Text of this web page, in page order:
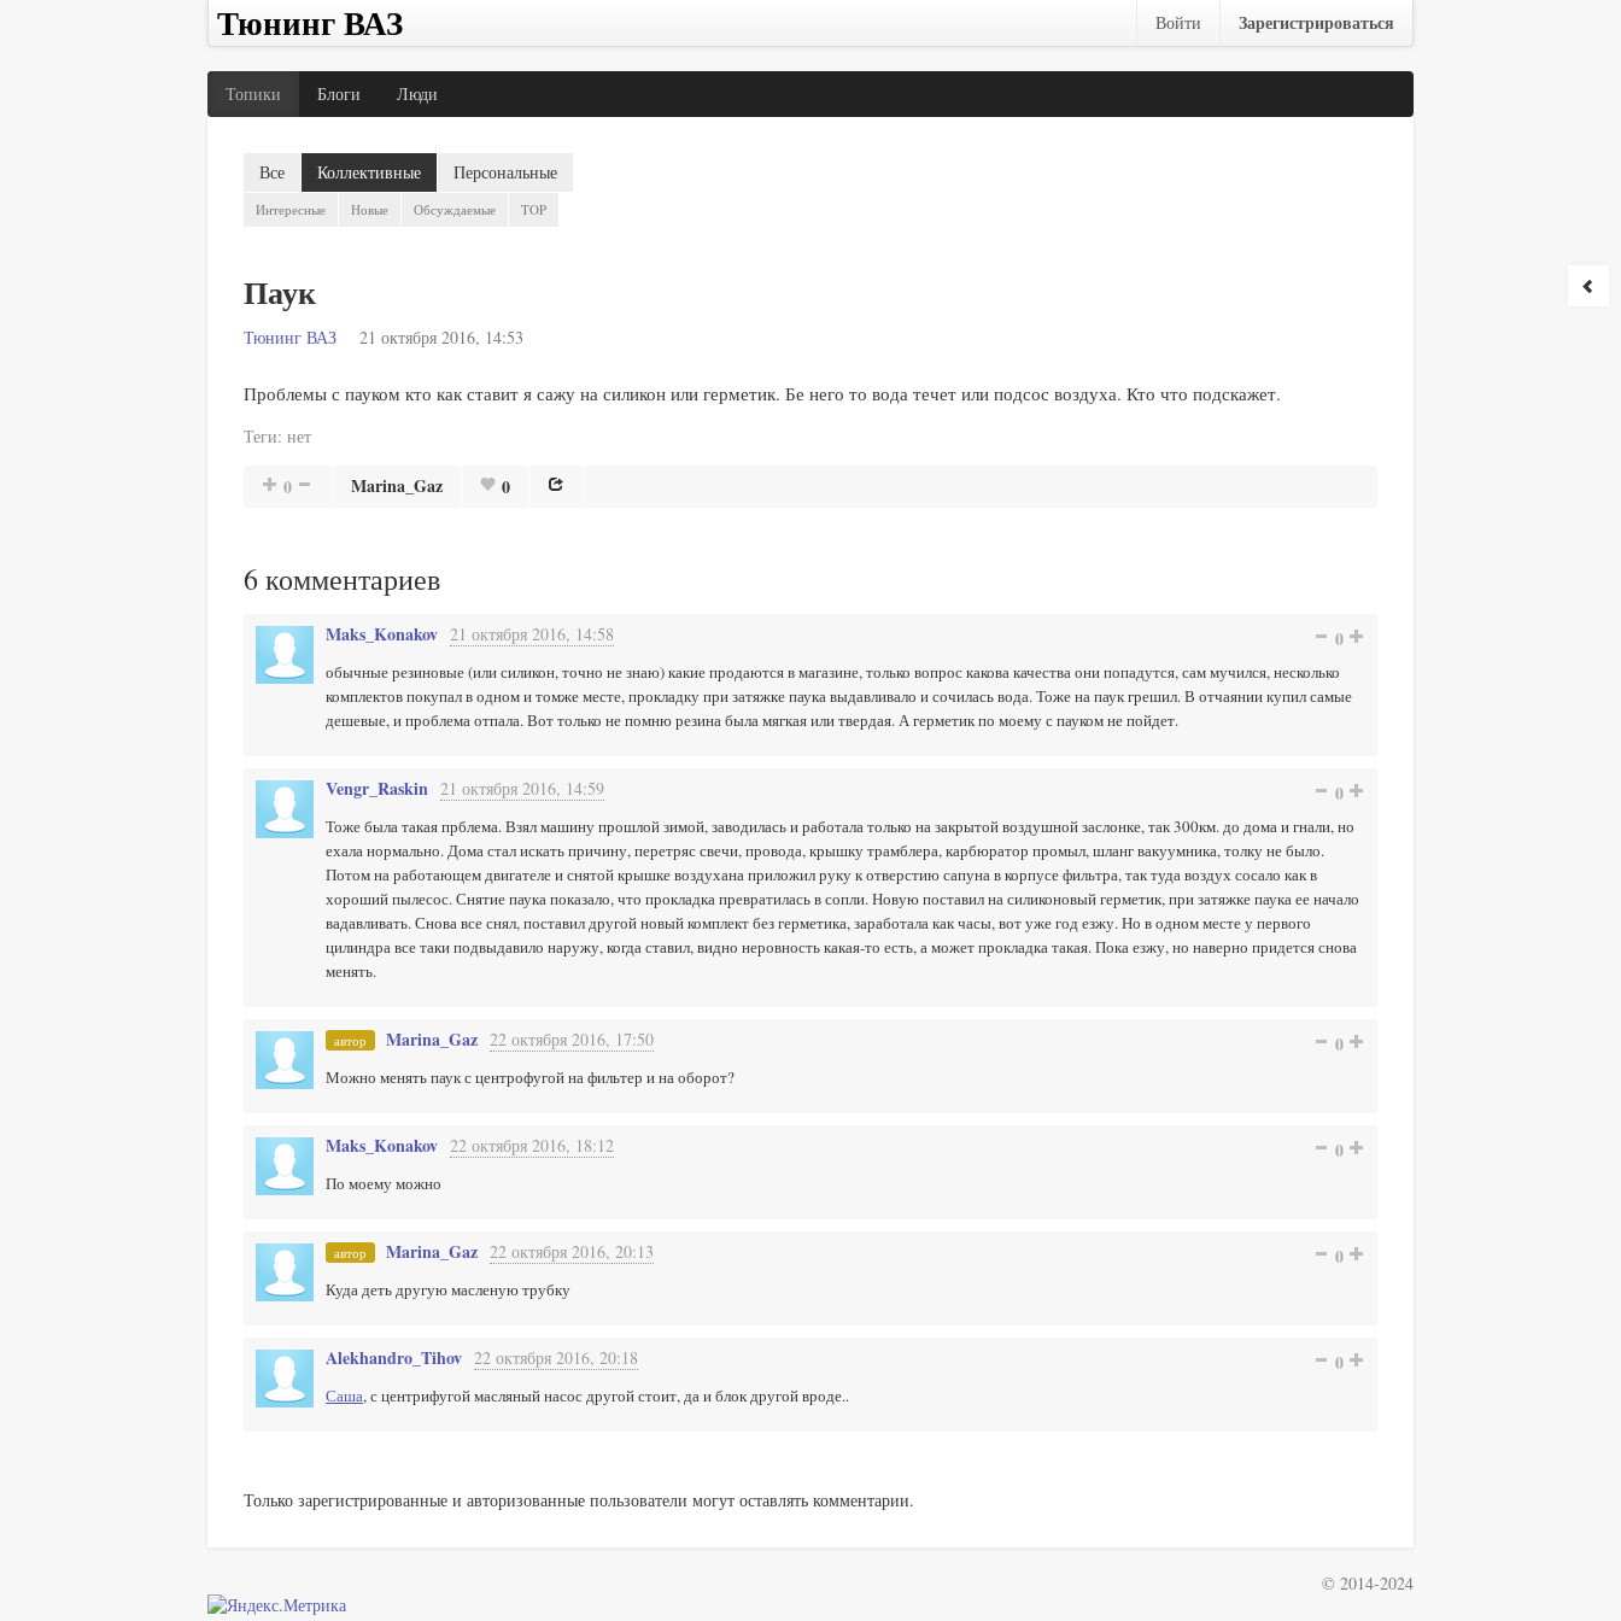
Тюнинг ВАЗ Войти Зарегистрироваться
Топики Блоги Люди
Все Коллективные Персональные
Интересные Новые Обсуждаемые TOP
Паук
Тюнинг ВАЗ 21 октября 2016, 14:53
Проблемы с пауком кто как ставит я сажу на силикон или герметик. Бе него то вода течет или подсос воздуха. Кто что подскажет.
Теги: нет
0 Marina_Gaz 0
6комментариев
Maks_Konakov 21 октября 2016, 14:58 0
обычные резиновые (или силикон, точно не знаю) какие продаются в магазине, только вопрос какова качества они попадутся, сам мучился, несколько
комплектов покупал в одном и томже месте, прокладку при затяжке паука выдавливало и сочилась вода. Тоже на паук грешил. В отчаянии купил самые
дешевые, и проблема отпала. Вот только не помню резина была мягкая или твердая. А герметик по моему с пауком не пойдет.
Vengr_Raskin 21 октября 2016, 14:59 0
Тоже была такая прблема. Взял машину прошлой зимой, заводилась и работала только на закрытой воздушной заслонке, так 300км. до дома и гнали, но
ехала нормально. Дома стал искать причину, перетряс свечи, провода, крышку трамблера, карбюратор промыл, шланг вакуумника, толку не было.
Потом на работающем двигателе и снятой крышке воздухана приложил руку к отверстию сапуна в корпусе фильтра, так туда воздух сосало как в
хороший пылесос. Снятие паука показало, что прокладка превратилась в сопли. Новую поставил на силиконовый герметик, при затяжке паука ее начало
вадавливать. Снова все снял, поставил другой новый комплект без герметика, заработала как часы, вот уже год езжу. Но в одном месте у первого
цилиндра все таки подвыдавило наружу, когда ставил, видно неровность какая-то есть, а может прокладка такая. Пока езжу, но наверно придется снова
менять.
автор Marina_Gaz 22 октября 2016, 17:50 0
Можно менять паук с центрофугой на фильтер и на оборот?
Maks_Konakov 22 октября 2016, 18:12 0
По моему можно
автор Marina_Gaz 22 октября 2016, 20:13 0
Куда деть другую масленую трубку
Alekhandro_Tihov 22 октября 2016, 20:18 0
Саша, с центрифугой масляный насос другой стоит, да и блок другой вроде..
Только зарегистрированные и авторизованные пользователи могут оставлять комментарии.
© 2014-2024